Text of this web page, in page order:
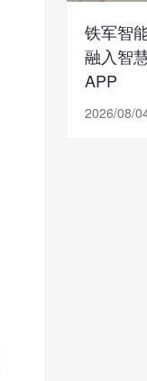
铁军智
融入智
APP
2026/08/